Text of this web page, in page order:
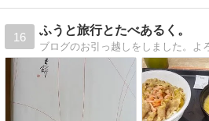
16
ふうと旅行とたべあるく。
ブログのお引っ越しをしました。よ